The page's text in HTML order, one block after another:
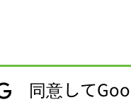
同意して